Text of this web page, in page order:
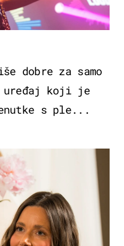
dobre za samo
uređaj koji je
s ple...